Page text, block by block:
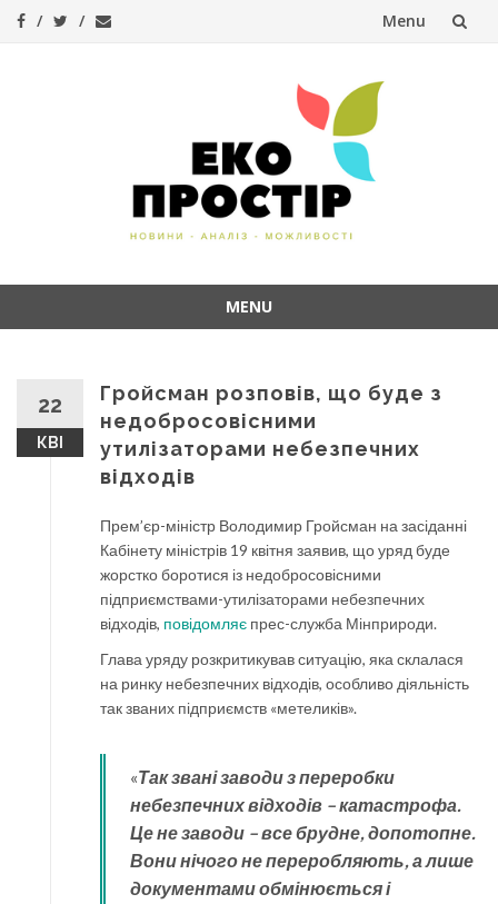
Menu
MENU
22
КВІ
Гройсман розповів, що буде з
недобросовісними
утилізаторами небезпечних
відходів
Прем’єр-міністр Володимир Гройсман на засіданні
Кабінету міністрів 19 квітня заявив, що уряд буде
жорстко боротися із недобросовісними
підприємствами-утилізаторами небезпечних
відходів, повідомляє прес-служба Мінприроди.
Глава уряду розкритикував ситуацію, яка склалася
на ринку небезпечних відходів, особливо діяльність
так званих підприємств «метеликів».
«Так звані заводи з переробки
небезпечних відходів – катастрофа.
Це не заводи – все брудне, допотопне.
Вони нічого не переробляють, а лише
документами обмінюється і